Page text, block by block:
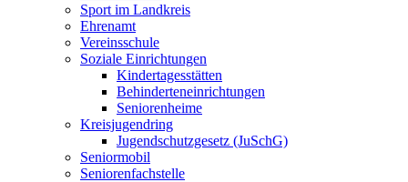
Sport im Landkreis
Ehrenamt
Vereinsschule
Soziale Einrichtungen
Kindertagesstätten
Behinderteneinrichtungen
Seniorenheime
Kreisjugendring
Jugendschutzgesetz (JuSchG)
Seniormobil
Seniorenfachstelle